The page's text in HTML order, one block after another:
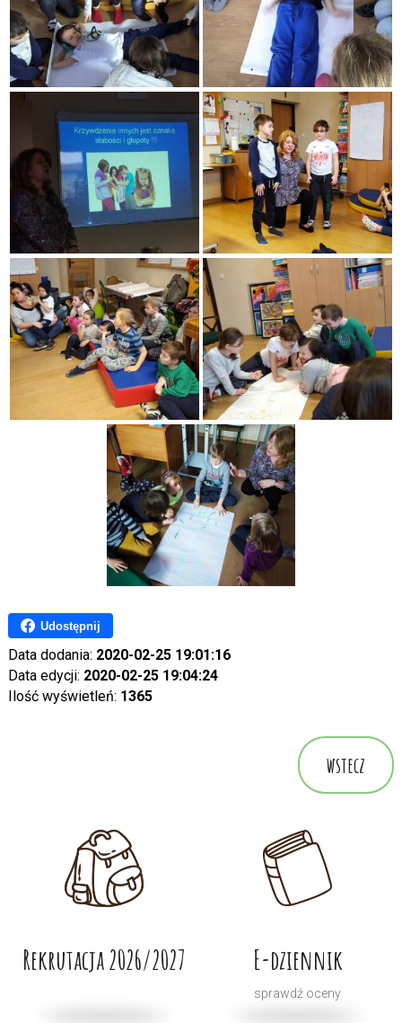
Udostępnij
Data dodania: 2020-02-25 19:01:16
Data edycji: 2020-02-25 19:04:24
Ilość wyświetleń: 1365
wstecz
Rekrutacja 2026/2027 E-dziennik
sprawdź oceny